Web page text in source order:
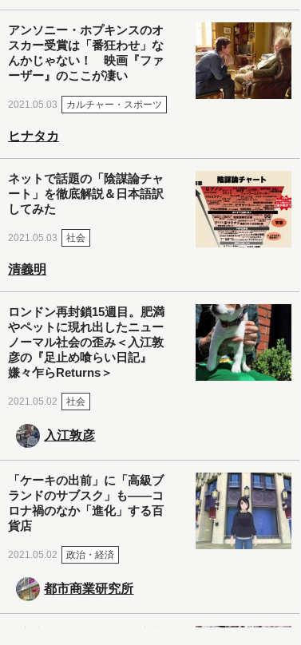
アンソニー・ホプキンスのオ
スカー受賞は「番狂わせ」な
んかじゃない！ 映画『ファ
ーザー』のここが凄い
2021.05.03 カルチャー・スポーツ
ヒナタカ
ネットで話題の「陰謀論チャ
ート」を徹底解説＆日本語訳
してみた
2021.05.03 社会
清義明
ロンドン再封鎖15週目。肥満
やペットに現れ出したニュー
ノーマル社会の歪み＜入江敦
彦の『足止め喰らい日記』
嫌々乍らReturns＞
2021.05.02 社会
入江敦彦
「ケーキの出前」に「高級ブ
ランドのサブスク」も――コ
ロナ禍のなか「進化」する百
貨店
2021.05.02 政治・経済
都市商業研究所